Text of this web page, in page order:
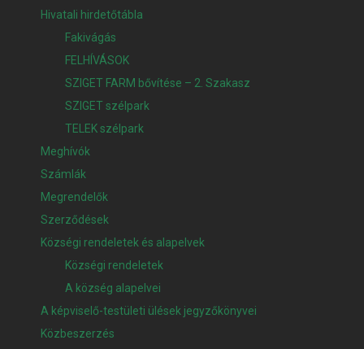
Hivatali hirdetőtábla
Fakivágás
FELHÍVÁSOK
SZIGET FARM bővítése – 2. Szakasz
SZIGET szélpark
TELEK szélpark
Meghívók
Számlák
Megrendelők
Szerződések
Községi rendeletek és alapelvek
Községi rendeletek
A község alapelvei
A képviselő-testületi ülések jegyzőkönyvei
Közbeszerzés